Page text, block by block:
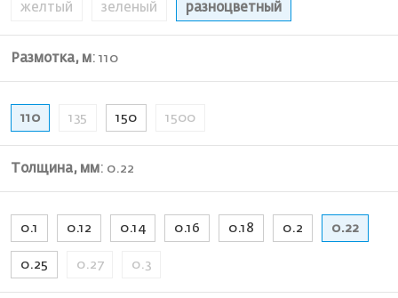
желтый зеленый разноцветный
Размотка, м: 110
110 135 150 1500
Толщина, мм: 0.22
0.1 0.12 0.14 0.16 0.18 0.2 0.22
0.25 0.27 0.3